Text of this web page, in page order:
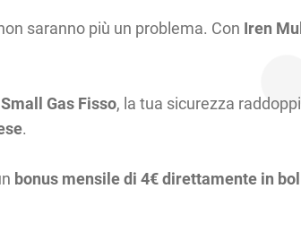
saranno più un problema. Con Iren
Gas Fisso, la tua sicurezza
.
bonus mensile di 4€ direttamente in